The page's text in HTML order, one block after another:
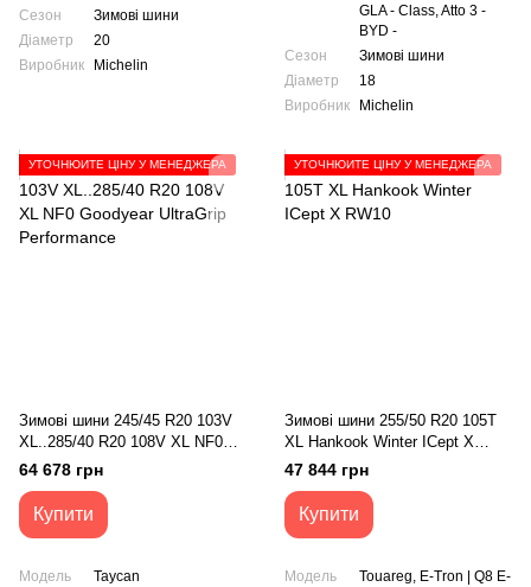
Сезон
Зимові шини
Діаметр
20
Виробник
Michelin
GLA - Class, Atto 3 -
BYD -
Сезон
Зимові шини
Діаметр
18
Виробник
Michelin
УТОЧНЮЙТЕ ЦІНУ У МЕНЕДЖЕРА
Зимові шини 245/45 R20 103V
XL..285/40 R20 108V XL NF0
Goodyear UltraGrip Performance
64 678 грн
Купити
Модель
Taycan
УТОЧНЮЙТЕ ЦІНУ У МЕНЕДЖЕРА
Зимові шини 255/50 R20 105T
XL Hankook Winter ICept X
RW10
47 844 грн
Купити
Модель
Touareg, E-Tron | Q8 E-